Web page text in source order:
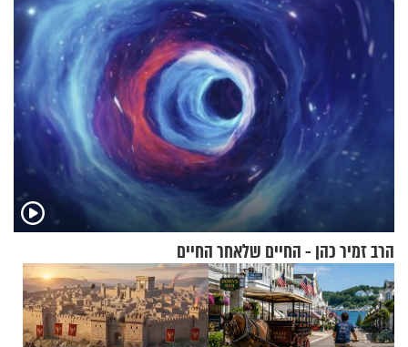
הרב זמיר כהן - החיים שלאחר החיים